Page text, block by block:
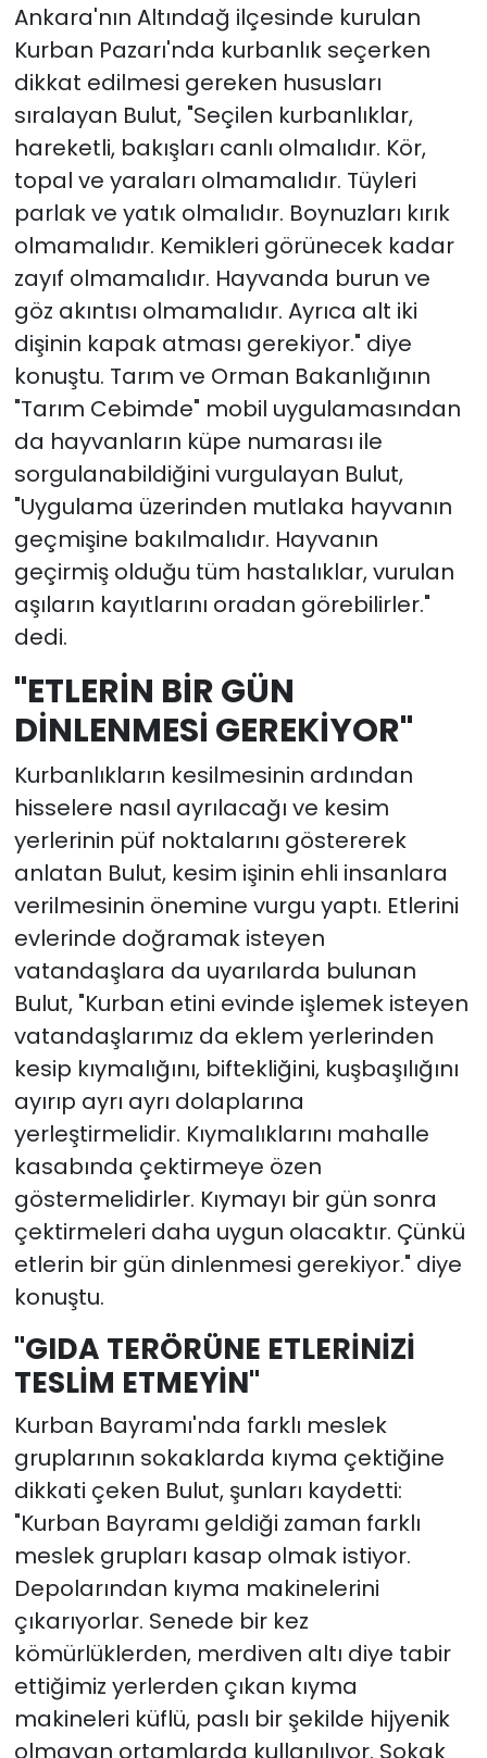
Ankara'nın Altındağ ilçesinde kurulan
Kurban Pazarı'nda kurbanlık seçerken
dikkat edilmesi gereken hususları
sıralayan Bulut, "Seçilen kurbanlıklar,
hareketli, bakışları canlı olmalıdır. Kör,
topal ve yaraları olmamalıdır. Tüyleri
parlak ve yatık olmalıdır. Boynuzları kırık
olmamalıdır. Kemikleri görünecek kadar
zayıf olmamalıdır. Hayvanda burun ve
göz akıntısı olmamalıdır. Ayrıca alt iki
dişinin kapak atması gerekiyor." diye
konuştu. Tarım ve Orman Bakanlığının
"Tarım Cebimde" mobil uygulamasından
da hayvanların küpe numarası ile
sorgulanabildiğini vurgulayan Bulut,
"Uygulama üzerinden mutlaka hayvanın
geçmişine bakılmalıdır. Hayvanın
geçirmiş olduğu tüm hastalıklar, vurulan
aşıların kayıtlarını oradan görebilirler."
dedi.
"ETLERİN BİR GÜN
DİNLENMESİ GEREKİYOR"
Kurbanlıkların kesilmesinin ardından
hisselere nasıl ayrılacağı ve kesim
yerlerinin püf noktalarını göstererek
anlatan Bulut, kesim işinin ehli insanlara
verilmesinin önemine vurgu yaptı. Etlerini
evlerinde doğramak isteyen
vatandaşlara da uyarılarda bulunan
Bulut, "Kurban etini evinde işlemek isteyen
vatandaşlarımız da eklem yerlerinden
kesip kıymalığını, biftekliğini, kuşbaşılığını
ayırıp ayrı ayrı dolaplarına
yerleştirmelidir. Kıymalıklarını mahalle
kasabında çektirmeye özen
göstermelidirler. Kıymayı bir gün sonra
çektirmeleri daha uygun olacaktır. Çünkü
etlerin bir gün dinlenmesi gerekiyor." diye
konuştu.
"GIDA TERÖRÜNE ETLERİNİZİ
TESLİM ETMEYİN"
Kurban Bayramı'nda farklı meslek
gruplarının sokaklarda kıyma çektiğine
dikkati çeken Bulut, şunları kaydetti:
"Kurban Bayramı geldiği zaman farklı
meslek grupları kasap olmak istiyor.
Depolarından kıyma makinelerini
çıkarıyorlar. Senede bir kez
kömürlüklerden, merdiven altı diye tabir
ettiğimiz yerlerden çıkan kıyma
makineleri küflü, paslı bir şekilde hijyenik
olmayan ortamlarda kullanılıyor. Sokak